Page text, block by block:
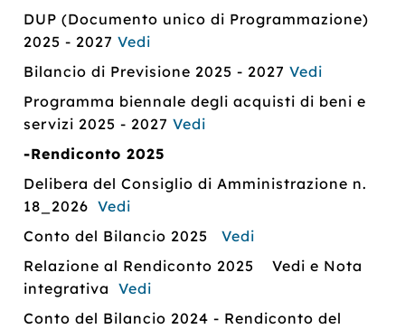
DUP (Documento unico di Programmazione)
2025 - 2027Vedi
Bilancio di Previsione 2025 - 2027Vedi
Programma biennale degli acquisti di beni e
servizi 2025 - 2027Vedi
-Rendiconto 2025
Delibera del Consiglio di Amministrazione n.
18_2026 Vedi
Conto del Bilancio 2025Vedi
Relazione al Rendiconto 2025 Vedi e Nota
integrativaVedi
Conto del Bilancio 2024 - Rendiconto del